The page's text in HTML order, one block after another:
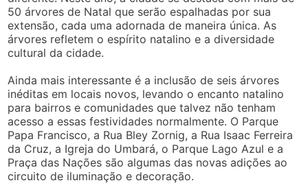
50 árvores de Natal que serão espalhadas por sua
extensão, cada uma adornada de maneira única. As
árvores refletem o espírito natalino e a diversidade
cultural da cidade.
Ainda mais interessante é a inclusão de seis árvores
inéditas em locais novos, levando o encanto natalino
para bairros e comunidades que talvez não tenham
acesso a essas festividades normalmente. O Parque
Papa Francisco, a Rua Bley Zornig, a Rua Isaac Ferreira
da Cruz, a Igreja do Umbará, o Parque Lago Azul e a
Praça das Nações são algumas das novas adições ao
circuito de iluminação e decoração.